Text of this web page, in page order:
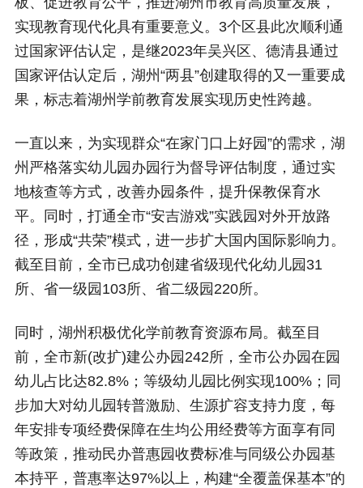
实现教育现代化具有重要意义。3个区县此次顺利通
过国家评估认定，是继2023年吴兴区、德清县通过
国家评估认定后，湖州“两县”创建取得的又一重要成
果，标志着湖州学前教育发展实现历史性跨越。
一直以来，为实现群众“在家门口上好园”的需求，湖
州严格落实幼儿园办园行为督导评估制度，通过实
地核查等方式，改善办园条件，提升保教保育水
平。同时，打通全市“安吉游戏”实践园对外开放路
径，形成“共荣”模式，进一步扩大国内国际影响力。
截至目前，全市已成功创建省级现代化幼儿园31
所、省一级园103所、省二级园220所。
同时，湖州积极优化学前教育资源布局。截至目
前，全市新(改扩)建公办园242所，全市公办园在园
幼儿占比达82.8%；等级幼儿园比例实现100%；同
步加大对幼儿园转普激励、生源扩容支持力度，每
年安排专项经费保障在生均公用经费等方面享有同
等政策，推动民办普惠园收费标准与同级公办园基
本持平，普惠率达97%以上，构建“全覆盖保基本”的